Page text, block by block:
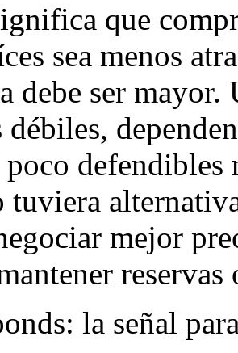
que
sea menos
debe ser
débiles,
defendibles
tuviera
mejor
reservas
la señal